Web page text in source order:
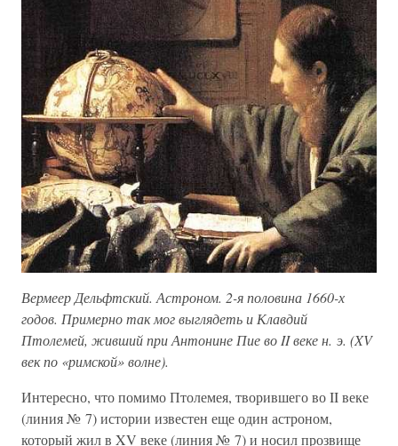
Вермеер Дельфтский. Астроном. 2-я половина 1660-х
годов. Примерно так мог выглядеть и Клавдий
Птолемей, живший при Антонине Пие во II веке н. э. (XV
век по «римской» волне).
Интересно, что помимо Птолемея, творившего во II веке
(линия № 7) истории известен еще один астроном,
который жил в XV веке (линия № 7) и носил прозвище